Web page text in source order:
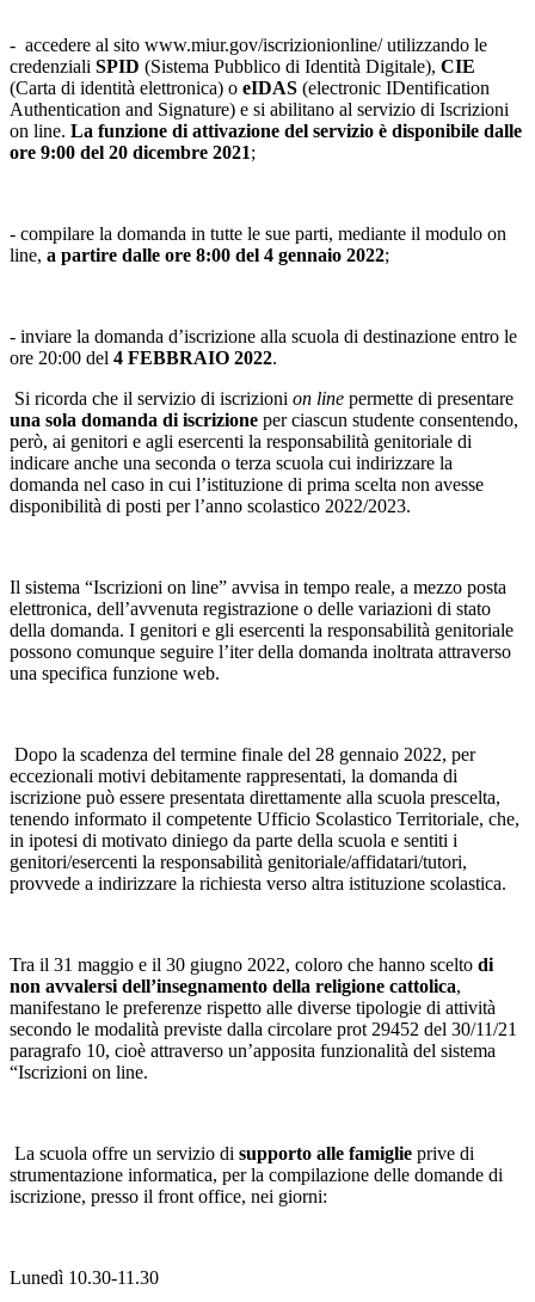
- accedere al sito www.miur.gov/iscrizionionline/ utilizzando le
credenziali SPID (Sistema Pubblico di Identità Digitale), CIE
(Carta di identità elettronica) o eIDAS (electronic IDentification
Authentication and Signature) e si abilitano al servizio di Iscrizioni
on line. La funzione di attivazione del servizio è disponibile dalle
ore 9:00 del 20 dicembre 2021;
- compilare la domanda in tutte le sue parti, mediante il modulo on
line, a partire dalle ore 8:00 del 4 gennaio 2022;
- inviare la domanda d’iscrizione alla scuola di destinazione entro le
ore 20:00 del 4 FEBBRAIO 2022.
Si ricorda che il servizio di iscrizioni on line permette di presentare
una sola domanda di iscrizione per ciascun studente consentendo,
però, ai genitori e agli esercenti la responsabilità genitoriale di
indicare anche una seconda o terza scuola cui indirizzare la
domanda nel caso in cui l’istituzione di prima scelta non avesse
disponibilità di posti per l’anno scolastico 2022/2023.
Il sistema “Iscrizioni on line” avvisa in tempo reale, a mezzo posta
elettronica, dell’avvenuta registrazione o delle variazioni di stato
della domanda. I genitori e gli esercenti la responsabilità genitoriale
possono comunque seguire l’iter della domanda inoltrata attraverso
una specifica funzione web.
Dopo la scadenza del termine finale del 28 gennaio 2022, per
eccezionali motivi debitamente rappresentati, la domanda di
iscrizione può essere presentata direttamente alla scuola prescelta,
tenendo informato il competente Ufficio Scolastico Territoriale, che,
in ipotesi di motivato diniego da parte della scuola e sentiti i
genitori/esercenti la responsabilità genitoriale/affidatari/tutori,
provvede a indirizzare la richiesta verso altra istituzione scolastica.
Tra il 31 maggio e il 30 giugno 2022, coloro che hanno scelto di
non avvalersi dell’insegnamento della religione cattolica,
manifestano le preferenze rispetto alle diverse tipologie di attività
secondo le modalità previste dalla circolare prot 29452 del 30/11/21
paragrafo 10, cioè attraverso un’apposita funzionalità del sistema
“Iscrizioni on line.
La scuola offre un servizio di supporto alle famiglie prive di
strumentazione informatica, per la compilazione delle domande di
iscrizione, presso il front office, nei giorni:
Lunedì 10.30-11.30